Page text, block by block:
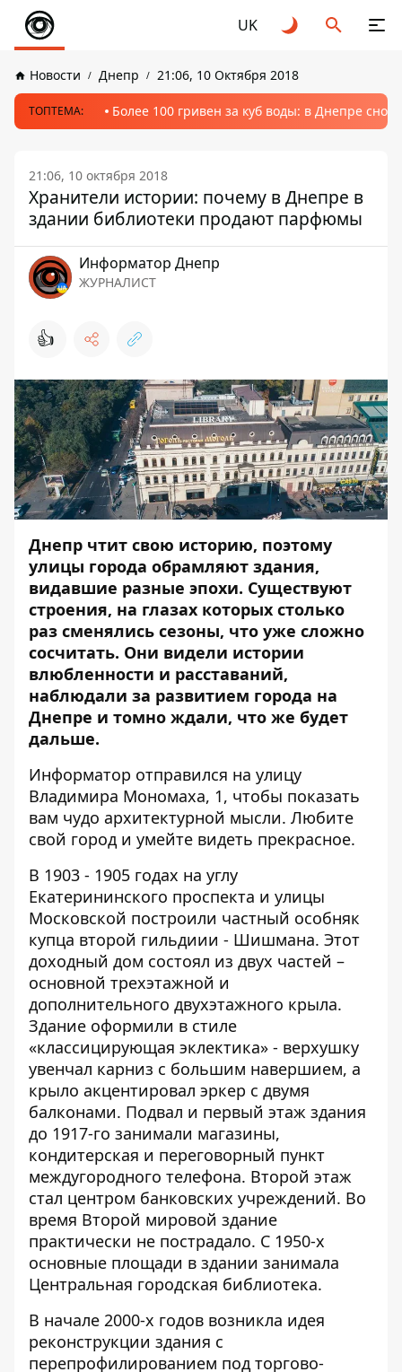
UK
Новости Днепр 21:06, 10 Октября 2018
ТОПТЕМА: Более 100 гривен за куб воды: в Днепре
21:06, 10 октября 2018
Хранители истории: почему в Днепре в
здании библиотеки продают парфюмы
Информатор Днепр
ЖУРНАЛИСТ
👍
Днепр чтит свою историю, поэтому
улицы города обрамляют здания,
видавшие разные эпохи. Существуют
строения, на глазах которых столько
раз сменялись сезоны, что уже сложно
сосчитать. Они видели истории
влюбленности и расставаний,
наблюдали за развитием города на
Днепре и томно ждали, что же будет
дальше.
Информатор отправился на улицу
Владимира Мономаха, 1, чтобы показать
вам чудо архитектурной мысли. Любите
свой город и умейте видеть прекрасное.
В 1903 - 1905 годах на углу
Екатерининского проспекта и улицы
Московской построили частный особняк
купца второй гильдиии - Шишмана. Этот
доходный дом состоял из двух частей –
основной трехэтажной и
дополнительного двухэтажного крыла.
Здание оформили в стиле
«классицирующая эклектика» - верхушку
увенчал карниз с большим навершием, а
крыло акцентировал эркер с двумя
балконами. Подвал и первый этаж здания
до 1917-го занимали магазины,
кондитерская и переговорный пункт
междугородного телефона. Второй этаж
стал центром банковских учреждений. Во
время Второй мировой здание
практически не пострадало. С 1950-х
основные площади в здании занимала
Цент­ральная городская библиотека.
В начале 2000-х годов возникла идея
реконструкции здания с
перепрофилированием под торгово-